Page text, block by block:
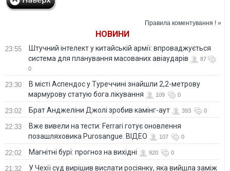
Правила коментування ! »
НОВИНИ
23:55
Штучний інтелект у китайській армії: впроваджується
система для планування масованих авіаударів
87
0
23:30
В місті Аспендос у Туреччині знайшли 2,2-метрову
мармурову статую бога лікування
109 0
23:02 Брат Анджеліни Джолі зробив камінг-аут 393 0
22:33
Вже вивели на тести: Ferrari готує оновлення
позашляховика Purosangue. ВІДЕО
107 0
22:02 Магнітні бурі: прогноз на вихідні 920 0
21:32
У Чехії суд вирішив вислати росіянку, яка вийшла заміж